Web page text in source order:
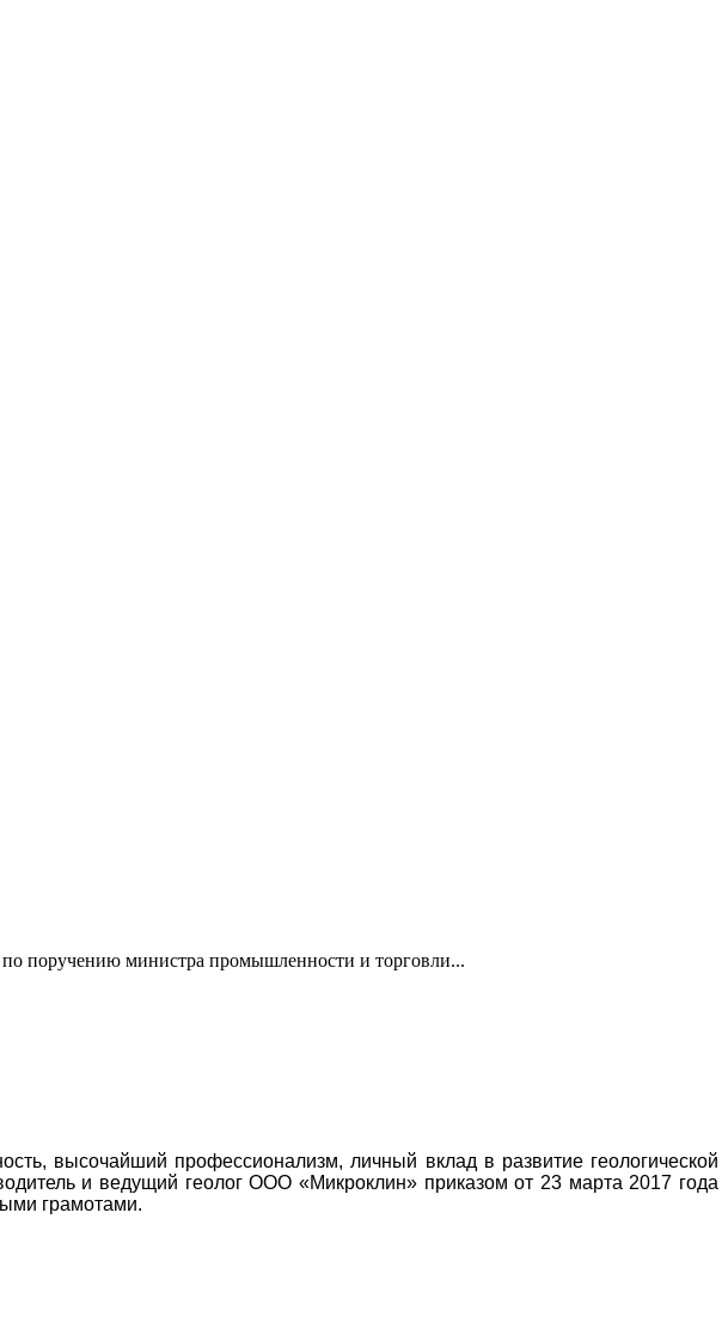
поручению министра промышленности и торговли...
высочайший профессионализм, личный вклад в развитие геологической
и ведущий геолог ООО «Микроклин» приказом от 23 марта 2017 года
грамотами.